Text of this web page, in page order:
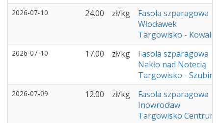
2026-07-10 24.00 zł/kg
Fasola szparagowa
Włocławek
Targowisko - Kowal
2026-07-10 17.00 zł/kg
Fasola szparagowa
Nakło nad Notecią
Targowisko - Szubin
2026-07-09 12.00 zł/kg
Fasola szparagowa
Inowrocław
Targowisko Centrum